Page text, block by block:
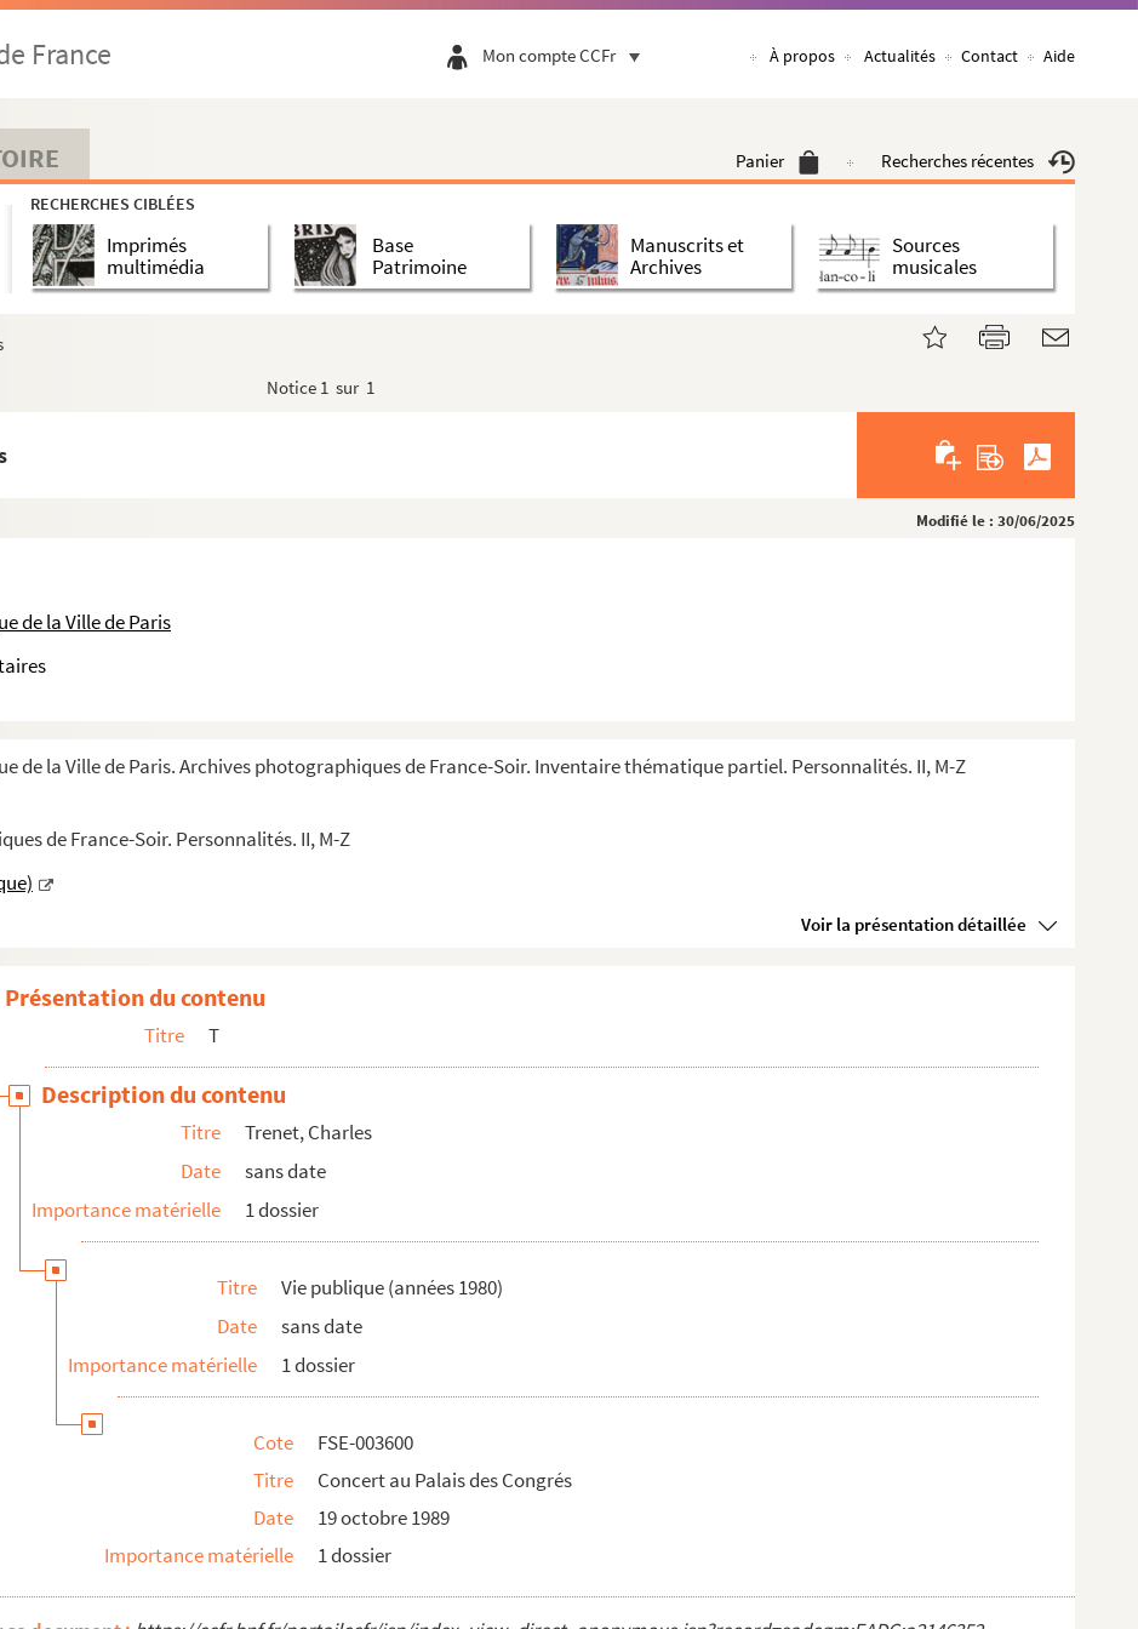
France Mon compte CCFr À propos Actualités Contact Aide
Panier Recherches récentes
RECHERCHES CIBLÉES
Imprimés
multimédia
Base
Patrimoine
Manuscrits et
Archives
Sources
musicales
Notice 1 sur 1
Modifié le : 30/06/2025
de la Ville de Paris
de la Ville de Paris. Archives photographiques de France-Soir. Inventaire thématique partiel. Personnalités. II, M-Z
de France-Soir. Personnalités. II, M-Z
Voir la présentation détaillée
Reagan
commandeur des Arts et Lettres
Trenet, émission télévisée
télévisée
l'Hôtel de Ville
siècle, émission de télévision
télévisée
(New York)
Présentation du contenu
Titre T
Description du contenu
Titre
Trenet, Charles
Date
sans date
Importance matérielle
1 dossier
Titre
Vie publique (années 1980)
Date
sans date
Importance matérielle
1 dossier
Cote
FSE-003600
Titre
Concert au Palais des Congrés
Date
19 octobre 1989
Importance matérielle
1 dossier